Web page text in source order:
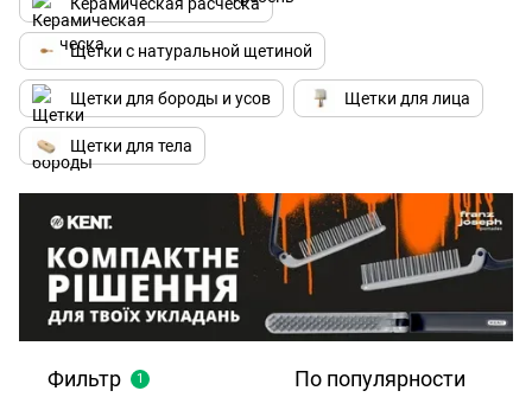
Щетки с натуральной щетиной
Щетки для бороды и усов Щетки для лица
Щетки для тела
Фильтр 1 По популярности